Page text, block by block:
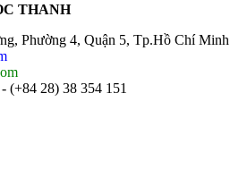
THANH
Phường 4, Quận 5, Tp.Hồ Chí Minh
(+84 28) 38 354 151